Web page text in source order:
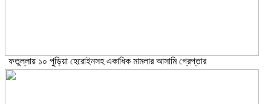
ফতুল্লায় ১০ পুড়িয়া হেরোইনসহ একাধিক মামলার আসামি গ্রেপ্তার